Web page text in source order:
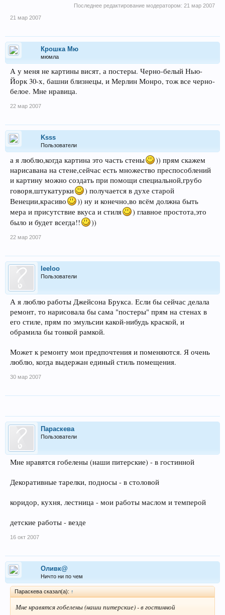
Последнее редактирование модератором: 21 мар 2007
21 мар 2007
Крошка Мю
мюмла
А у меня не картины висят, а постеры. Черно-белый Нью-
Йорк 30-х, башни близнецы, и Мерлин Монро, тож все черно-
белое. Мне нравица.
22 мар 2007
Ksss
Пользователи
а я люблю,когда картина это часть стены
)) прям скажем
нарисавана на стене,сейчас есть множество преспособлений
и картину можно создать при помощи специальной,грубо
говоря,штукатурки
) получается в духе старой
Венеции,красиво
)) ну и конечно,во всём должна быть
мера и присутствие вкуса и стиля
) главное простота,это
было и будет всегда!!
))
22 мар 2007
leeloo
Пользователи
А я люблю работы Джейсона Брукса. Если бы сейчас делала
ремонт, то нарисовала бы сама "постеры" прям на стенах в
его стиле, прям по эмульсии какой-нибудь краской, и
обрамила бы тонкой рамкой.
Может к ремонту мои предпочтения и поменяются. Я очень
люблю, когда выдержан единый стиль помещения.
30 мар 2007
Параскева
Пользователи
Мне нравятся гобелены (наши питерские) - в гостинной
Декоративные тарелки, подносы - в столовой
коридор, кухня, лестница - мои работы маслом и темперой
детские работы - везде
16 окт 2007
Оливк@
Ничто ни по чем
Параскева сказал(а): ↑
Мне нравятся гобелены (наши питерские) - в гостинной